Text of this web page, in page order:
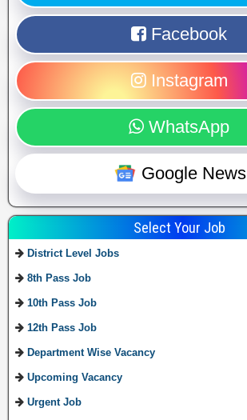
Facebook
Instagram
WhatsApp
Google News
Select Your Job
District Level Jobs
8th Pass Job
10th Pass Job
12th Pass Job
Department Wise Vacancy
Upcoming Vacancy
Urgent Job